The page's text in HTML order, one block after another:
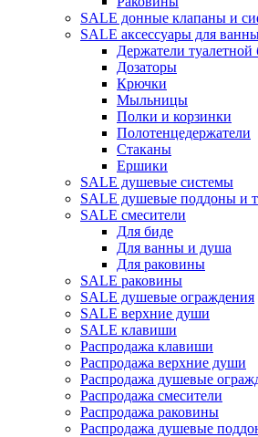
SALE донные клапаны и
SALE аксессуары для
Держатели туалетной
Дозаторы
Крючки
Мыльницы
Полки и корзинки
Полотенцедержатели
Стаканы
Ершики
SALE душевые системы
SALE душевые поддоны и
SALE смесители
Для биде
Для ванны и душа
Для раковины
SALE раковины
SALE душевые ограждения
SALE верхние души
SALE клавиши
Распродажа клавиши
Распродажа верхние души
Распродажа душевые
Распродажа смесители
Распродажа раковины
Распродажа душевые